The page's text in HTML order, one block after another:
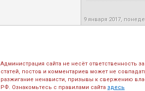
9 января 2017,
Администрация сайта не несёт
статей, постов и комментариев может не
разжигание ненависти, призывы к свержению
РФ. Ознакомьтесь с правилами сайта здесь